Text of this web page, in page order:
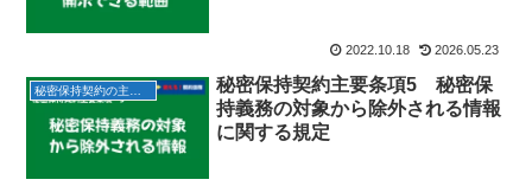
2022.10.18 2026.05.23
秘密保持契約主要条項5 秘密保
持義務の対象から除外される情報
に関する規定